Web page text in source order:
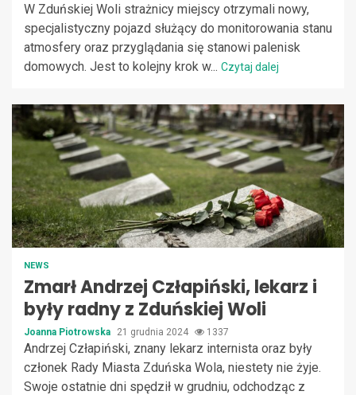
W Zduńskiej Woli strażnicy miejscy otrzymali nowy,
specjalistyczny pojazd służący do monitorowania stanu
atmosfery oraz przyglądania się stanowi palenisk
domowych. Jest to kolejny krok w... Czytaj dalej
NEWS
Zmarł Andrzej Człapiński, lekarz i
były radny z Zduńskiej Woli
Joanna Piotrowska 21 grudnia 2024 1337
Andrzej Człapiński, znany lekarz internista oraz były
członek Rady Miasta Zduńska Wola, niestety nie żyje.
Swoje ostatnie dni spędził w grudniu, odchodząc z